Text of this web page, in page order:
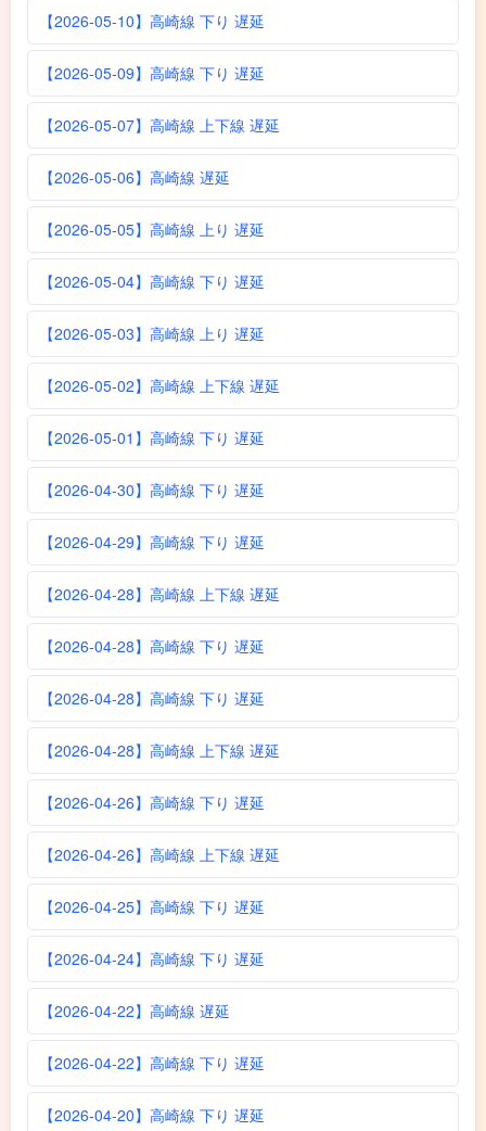
【2026-05-10】高崎線 下り 遅延
【2026-05-09】高崎線 下り 遅延
【2026-05-07】高崎線 上下線 遅延
【2026-05-06】高崎線 遅延
【2026-05-05】高崎線 上り 遅延
【2026-05-04】高崎線 下り 遅延
【2026-05-03】高崎線 上り 遅延
【2026-05-02】高崎線 上下線 遅延
【2026-05-01】高崎線 下り 遅延
【2026-04-30】高崎線 下り 遅延
【2026-04-29】高崎線 下り 遅延
【2026-04-28】高崎線 上下線 遅延
【2026-04-28】高崎線 下り 遅延
【2026-04-28】高崎線 下り 遅延
【2026-04-28】高崎線 上下線 遅延
【2026-04-26】高崎線 下り 遅延
【2026-04-26】高崎線 上下線 遅延
【2026-04-25】高崎線 下り 遅延
【2026-04-24】高崎線 下り 遅延
【2026-04-22】高崎線 遅延
【2026-04-22】高崎線 下り 遅延
【2026-04-20】高崎線 下り 遅延